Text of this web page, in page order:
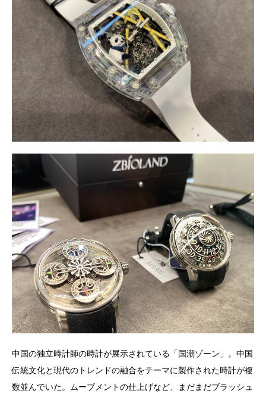
中国の独立時計師の時計が展示されている「国潮ゾーン」。中国
伝統文化と現代のトレンドの融合をテーマに製作された時計が複
数並んでいた。ムーブメントの仕上げなど、まだまだブラッシュ